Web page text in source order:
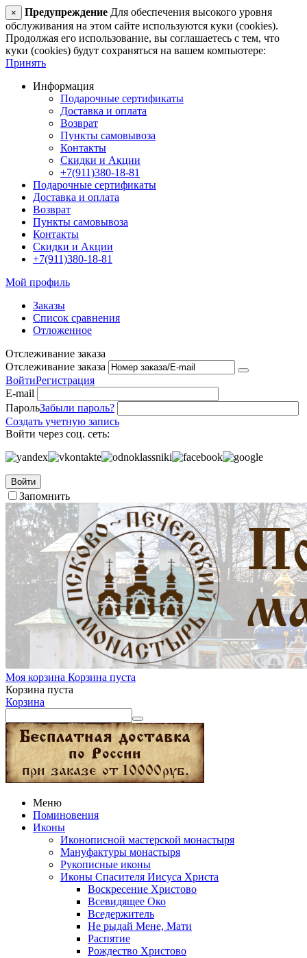
× Предупреждение Для обеспечения высокого уровня
обслуживания на этом сайте используются куки (cookies).
Продолжая его использование, вы соглашаетесь с тем, что
куки (cookies) будут сохраняться на вашем компьютере:
Принять
Информация
Подарочные сертификаты
Доставка и оплата
Возврат
Пункты самовывоза
Контакты
Скидки и Акции
+7(911)380-18-81
Подарочные сертификаты
Доставка и оплата
Возврат
Пункты самовывоза
Контакты
Скидки и Акции
+7(911)380-18-81
Мой профиль
Заказы
Список сравнения
Отложенное
Отслеживание заказа
Отслеживание заказа
ВойтиРегистрация
E-mail
ПарольЗабыли пароль?
Создать учетную запись
Войти через соц. сеть:
Войти
Запомнить
Моя корзина Корзина пуста
Корзина пуста
Корзина
Меню
Поминовения
Иконы
Иконописной мастерской монастыря
Мануфактуры монастыря
Рукописные иконы
Иконы Спасителя Иисуса Христа
Воскресение Христово
Всевидящее Око
Вседержитель
Не рыдай Мене, Мати
Распятие
Рождество Христово